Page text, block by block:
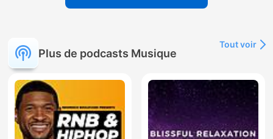
Plus de podcasts Musique
Tout voir